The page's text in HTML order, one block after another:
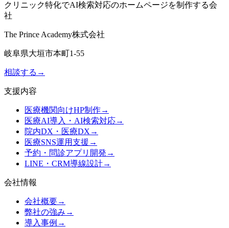
クリニック特化でAI検索対応のホームページを制作する会
社
The Prince Academy株式会社
岐阜県大垣市本町1-55
相談する →
支援内容
医療機関向けHP制作→
医療AI導入・AI検索対応→
院内DX・医療DX →
医療SNS運用支援 →
予約・問診アプリ開発 →
LINE・CRM導線設計→
会社情報
会社概要→
弊社の強み →
導入事例 →